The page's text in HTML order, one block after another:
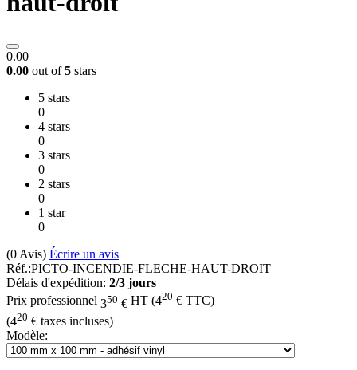
0.00
0.00 out of5 stars
5 stars
0
4 stars
0
3 stars
0
2 stars
0
1 star
0
(0 Avis) Écrire un avis
Réf.:PICTO-INCENDIE-FLECHE-HAUT-DROIT
Délais d'expédition: 2/3 jours
Prix professionnel 350 € HT (420 € TTC)
(420 € taxes incluses)
Modèle: